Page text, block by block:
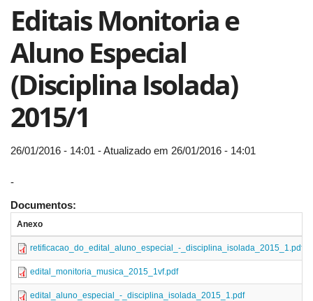
Editais Monitoria e
Aluno Especial
(Disciplina Isolada)
2015/1
26/01/2016 - 14:01 - Atualizado em 26/01/2016 - 14:01
-
Documentos:
Anexo
retificacao_do_edital_aluno_especial_-_disciplina_isolada_2015_1.pdf
edital_monitoria_musica_2015_1vf.pdf
edital_aluno_especial_-_disciplina_isolada_2015_1.pdf